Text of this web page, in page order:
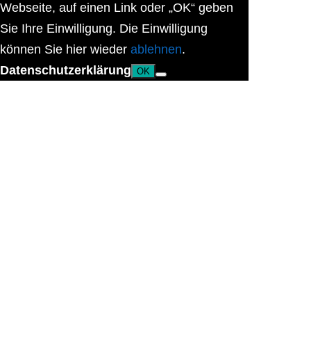
Webseite, auf einen Link oder „OK“ geben
Sie Ihre Einwilligung. Die Einwilligung
können Sie hier wieder ablehnen.
Datenschutzerklärung OK